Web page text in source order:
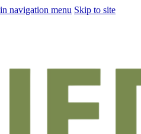
navigation menu Skip to site